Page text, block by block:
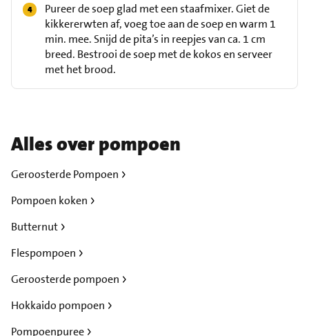
Pureer de soep glad met een staafmixer. Giet de
kikkererwten af, voeg toe aan de soep en warm 1
min. mee. Snijd de pita’s in reepjes van ca. 1 cm
breed. Bestrooi de soep met de kokos en serveer
met het brood.
Alles over pompoen
Geroosterde Pompoen
Pompoen koken
Butternut
Flespompoen
Geroosterde pompoen
Hokkaido pompoen
Pompoenpuree